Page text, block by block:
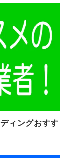
ィングおすす